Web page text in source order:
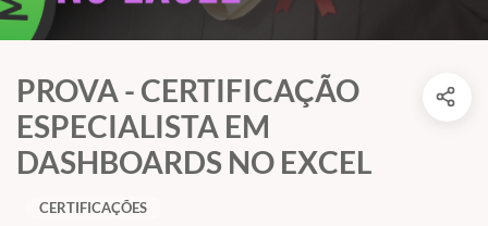
PROVA - CERTIFICAÇÃO
ESPECIALISTA EM
DASHBOARDS NO EXCEL
CERTIFICAÇÕES